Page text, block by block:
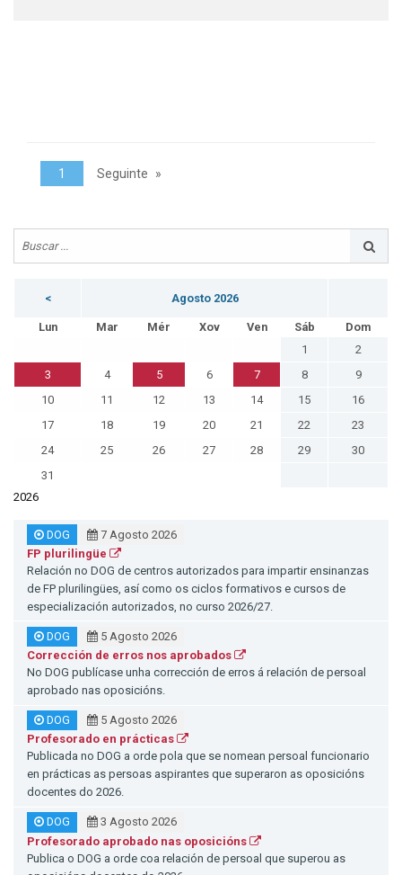
1 Seguinte
< Agosto 2026
Lun Mar Mér Xov Ven Sáb
Dom
1
2
3
4 5 6 7 8
9
10
11 12 13 14 15
16
17
18 19 20 21 22
23
24
25 26 27 28 29
30
31
2026
DOG
7 Agosto 2026
FP plurilingüe
Relación no DOG de centros autorizados para impartir ensinanzas
de FP plurilingües, así como os ciclos formativos e cursos de
especialización autorizados, no curso 2026/27.
DOG
5 Agosto 2026
Corrección de erros nos aprobados
No DOG publícase unha corrección de erros á relación de persoal
aprobado nas oposicións.
DOG
5 Agosto 2026
Profesorado en prácticas
Publicada no DOG a orde pola que se nomean persoal funcionario
en prácticas as persoas aspirantes que superaron as oposicións
docentes do 2026.
DOG
3 Agosto 2026
Profesorado aprobado nas oposicións
Publica o DOG a orde coa relación de persoal que superou as